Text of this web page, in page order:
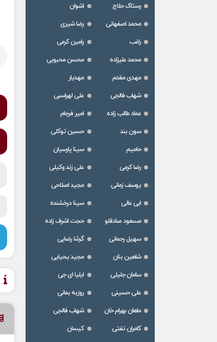
رستاک حلاج
اشوان
محمد اصفهانی
رضا شیری
راغب
رامین کرمی
محمد علیزاده
محسن محبوبی
مهدی مقدم
مهدیار
شهاب فالجی
علی لهراسبی
عماد طالب زاده
امیر فرجام
سون بند
حسین توکلی
حامیم
سینا پارسیان
رضا کرمی
علی زند وکیلی
یوسف زمانی
مجید اصلاحی
ابی عالی
سینا درخشنده
مسعود صادقلو
حجت اشرف زاده
سهیل رحمانی
گرشا رضایی
شاهین بنان
مجید یحیایی
سامان جلیلی
ایلیا ای جی
علی حسینی
روزبه بمانی
ماهان بهرام خان
شهاب فالجی
کامران تفتی
کیسان